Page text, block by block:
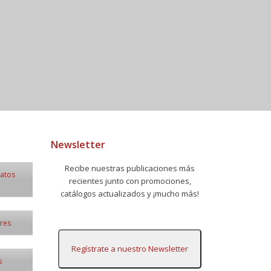
Newsletter
Recibe nuestras publicaciones más
recientes junto con promociones,
catálogos actualizados y ¡mucho más!
Regístrate a nuestro Newsletter